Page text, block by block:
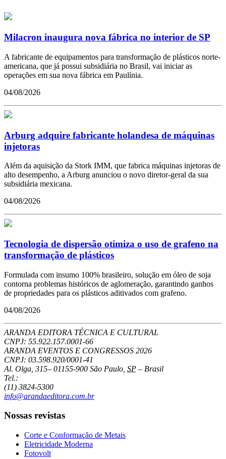
Milacron inaugura nova fábrica no interior de SP
A fabricante de equipamentos para transformação de plásticos norte-
americana, que já possui subsidiária no Brasil, vai iniciar as
operações em sua nova fábrica em Paulínia.
04/08/2026
Arburg adquire fabricante holandesa de máquinas
injetoras
Além da aquisição da Stork IMM, que fabrica máquinas injetoras de
alto desempenho, a Arburg anunciou o novo diretor-geral da sua
subsidiária mexicana.
04/08/2026
Tecnologia de dispersão otimiza o uso de grafeno na
transformação de plásticos
Formulada com insumo 100% brasileiro, solução em óleo de soja
contorna problemas históricos de aglomeração, garantindo ganhos
de propriedades para os plásticos aditivados com grafeno.
04/08/2026
ARANDA EDITORA TÉCNICA E CULTURAL
CNPJ: 55.922.157.0001-66
ARANDA EVENTOS E CONGRESSOS 2026
CNPJ: 03.598.920/0001-41
Al. Olga, 315– 01155-900 São Paulo SP – Brasil
Tel.:
(11) 3824-5300
info@arandaeditora.com.br
Nossas revistas
Corte e Conformação de Metais
Eletricidade Moderna
Fotovolt